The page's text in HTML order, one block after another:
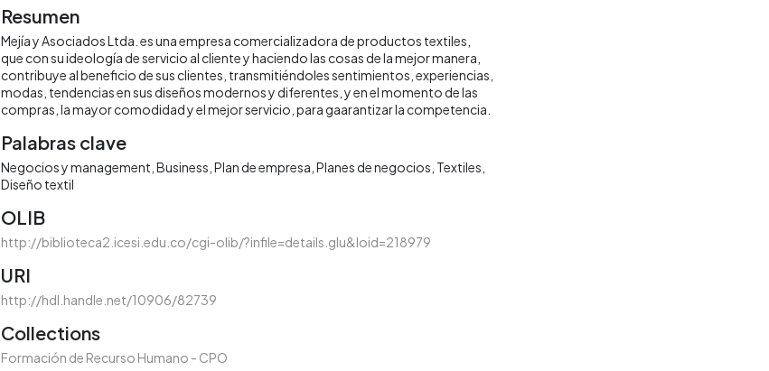
Resumen
Mejía y Asociados Ltda. es una empresa comercializadora de productos textiles,
que con su ideología de servicio al cliente y haciendo las cosas de la mejor manera,
contribuye al beneficio de sus clientes, transmitiéndoles sentimientos, experiencias,
modas, tendencias en sus diseños modernos y diferentes, y en el momento de las
compras, la mayor comodidad y el mejor servicio, para gaarantizar la competencia.
Palabras clave
Negocios y management Business Plan de empresa Planes de negocios Textiles
Diseño textil
OLIB
http://biblioteca2.icesi.edu.co/cgi-olib/?infile=details.glu&loid=218979
URI
http://hdl.handle.net/10906/82739
Collections
Formación de Recurso Humano - CPO